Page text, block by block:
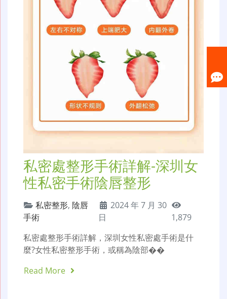
私密處整形手術詳解-深圳女
性私密手術陰唇整形
私密整形, 陰唇
手術
2024 年 7 月 30
日
1,879
私密處整形手術詳解，深圳女性私密處手術是什
麼?女性私密整形手術，或稱為陰部��
Read More